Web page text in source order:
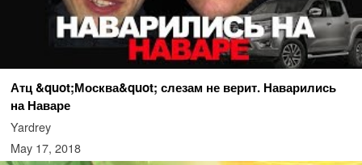
Атц &quot;Москва&quot; слезам не верит. Наварились
на Наваре
Yardrey
May 17, 2018